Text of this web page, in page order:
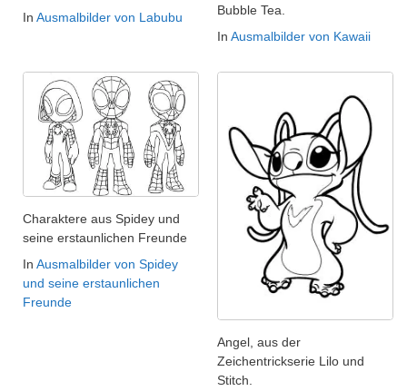
In Ausmalbilder von Labubu
Bubble Tea.
In Ausmalbilder von Kawaii
Charaktere aus Spidey und
seine erstaunlichen Freunde
In Ausmalbilder von Spidey
und seine erstaunlichen
Freunde
Angel, aus der
Zeichentrickserie Lilo und
Stitch.